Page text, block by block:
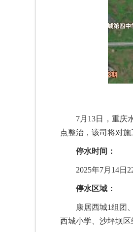
7月13日，重庆
点整治，该司将对
停水时间：
2025年7月14日
停水区域：
康居西城1组团
西城小学、沙坪坝